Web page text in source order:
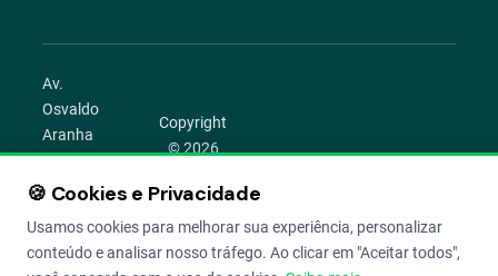
Av.
Osvaldo
Aranha
1022 –
Bom
Porto
Alegre –
Copyright
© 2026
Todos os
direitos
reservados.
🍪 Cookies e Privacidade
Usamos cookies para melhorar sua experiência, personalizar
conteúdo e analisar nosso tráfego. Ao clicar em "Aceitar todos",